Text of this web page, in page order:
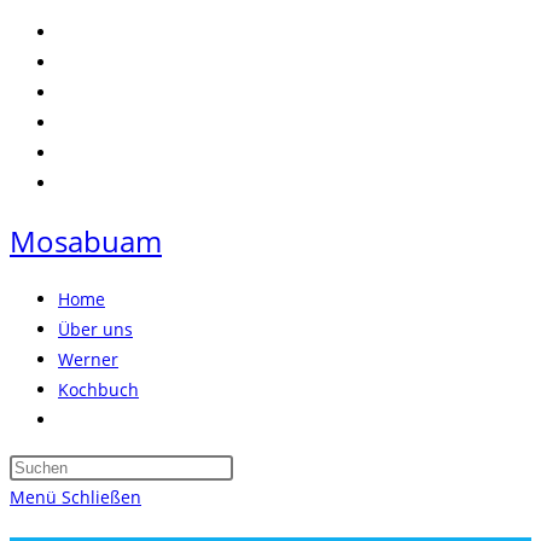
Zum
Inhalt
springen
Mosabuam
Home
Über uns
Werner
Kochbuch
umschalten
Press
Menü Schließen